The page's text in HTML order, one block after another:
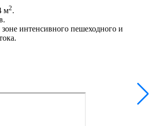
м2.
интенсивного пешеходного и